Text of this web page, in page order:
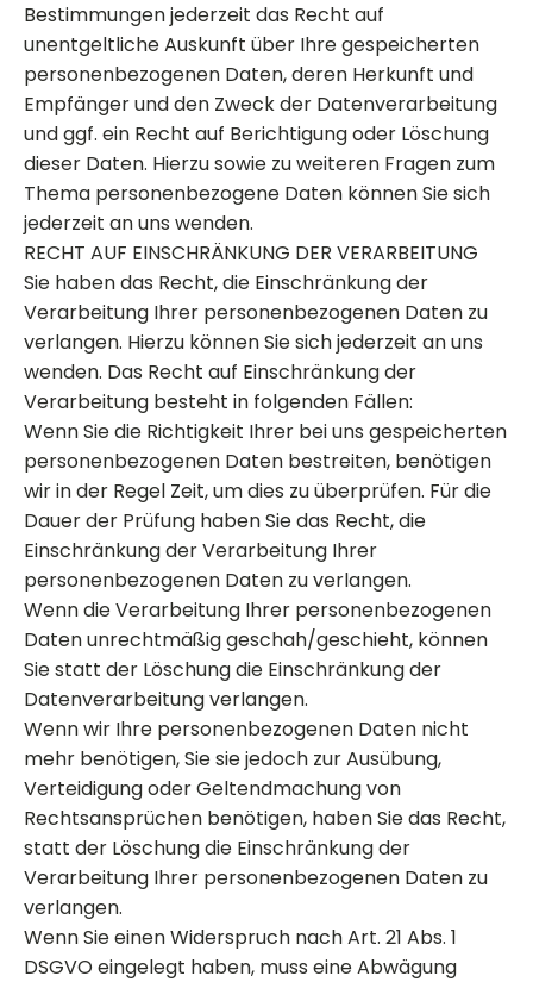
Bestimmungen jederzeit das Recht auf
unentgeltliche Auskunft über Ihre gespeicherten
personenbezogenen Daten, deren Herkunft und
Empfänger und den Zweck der Datenverarbeitung
und ggf. ein Recht auf Berichtigung oder Löschung
dieser Daten. Hierzu sowie zu weiteren Fragen zum
Thema personenbezogene Daten können Sie sich
jederzeit an uns wenden.
RECHT AUF EINSCHRÄNKUNG DER VERARBEITUNG
Sie haben das Recht, die Einschränkung der
Verarbeitung Ihrer personenbezogenen Daten zu
verlangen. Hierzu können Sie sich jederzeit an uns
wenden. Das Recht auf Einschränkung der
Verarbeitung besteht in folgenden Fällen:
Wenn Sie die Richtigkeit Ihrer bei uns gespeicherten
personenbezogenen Daten bestreiten, benötigen
wir in der Regel Zeit, um dies zu überprüfen. Für die
Dauer der Prüfung haben Sie das Recht, die
Einschränkung der Verarbeitung Ihrer
personenbezogenen Daten zu verlangen.
Wenn die Verarbeitung Ihrer personenbezogenen
Daten unrechtmäßig geschah/geschieht, können
Sie statt der Löschung die Einschränkung der
Datenverarbeitung verlangen.
Wenn wir Ihre personenbezogenen Daten nicht
mehr benötigen, Sie sie jedoch zur Ausübung,
Verteidigung oder Geltendmachung von
Rechtsansprüchen benötigen, haben Sie das Recht,
statt der Löschung die Einschränkung der
Verarbeitung Ihrer personenbezogenen Daten zu
verlangen.
Wenn Sie einen Widerspruch nach Art. 21 Abs. 1
DSGVO eingelegt haben, muss eine Abwägung